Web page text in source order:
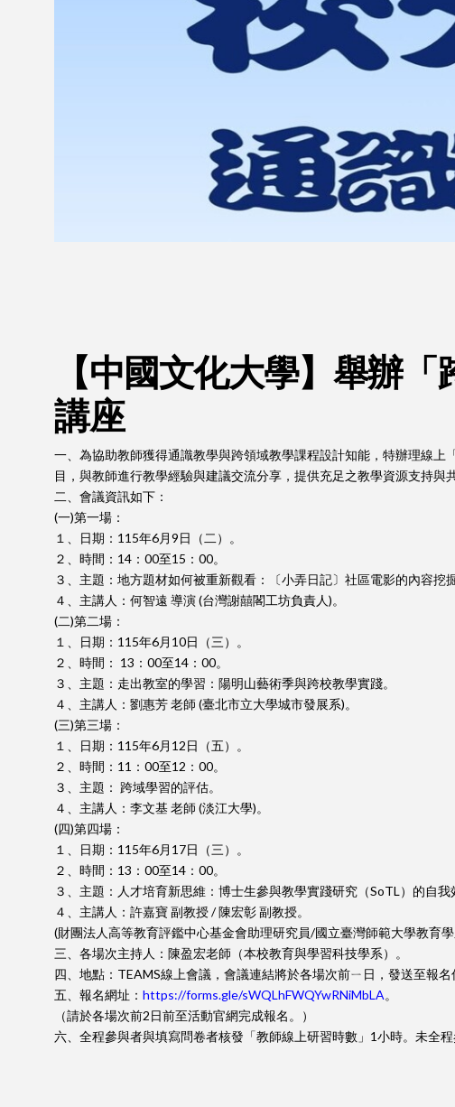
【中國文化大學】舉辦
講座
一、為協助教師獲得通識教學與跨領域教學課程設計知能，特辦理線
目，與教師進行教學經驗與建議交流分享，提供充足之教學資源支持與共
二、會議資訊如下：
(一)第一場：
１、日期：115年6月9日（二）。
２、時間：14：00至15：00。
３、主題：地方題材如何被重新觀看：〔小弄日記〕社區電影的內容挖
４、主講人：何智遠 導演 (台灣謝囍閣工坊負責人)。
(二)第二場：
１、日期：115年6月10日（三）。
２、時間： 13：00至14：00。
３、主題：走出教室的學習：陽明山藝術季與跨校教學實踐。
４、主講人：劉惠芳 老師 (臺北市立大學城市發展系)。
(三)第三場：
１、日期：115年6月12日（五）。
２、時間：11：00至12：00。
３、主題： 跨域學習的評估。
４、主講人：李文基 老師 (淡江大學)。
(四)第四場：
１、日期：115年6月17日（三）。
２、時間：13：00至14：00。
３、主題：人才培育新思維：博士生參與教學實踐研究（SoTL）的自我
４、主講人：許嘉寶 副教授 / 陳宏彰 副教授。
(財團法人高等教育評鑑中心基金會助理研究員/國立臺灣師範大學教育
三、各場次主持人：陳盈宏老師（本校教育與學習科技學系）。
四、地點：TEAMS線上會議，會議連結將於各場次前ㄧ日，發送至報名
五、報名網址： https://forms.gle/sWQLhFWQYwRNiMbLA。
（請於各場次前2日前至活動官網完成報名。）
六、全程參與者與填寫問卷者核發「教師線上研習時數」1小時。未全程